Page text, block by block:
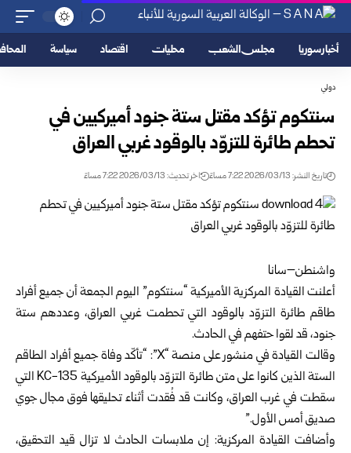
أخبار سوريا مجلس الشعب محليات اقتصاد سياسة
دولي
سنتكوم تؤكد مقتل ستة جنود أميركيين في
تحطم طائرة للتزوّد بالوقود غربي العراق
تاريخ النشر: 2026/03/13 7:22 مساءً اخر تحديث: 2026/03/13 7:22 مساءً
واشنطن–سانا
أعلنت القيادة المركزية الأميركية “سنتكوم” اليوم الجمعة أن جميع أفراد
طاقم طائرة التزوّد بالوقود التي تحطمت غربي العراق، وعددهم ستة
جنود، قد لقوا حتفهم في الحادث.
وقالت القيادة في منشور على منصة “X”: “تأكّد وفاة جميع أفراد الطاقم
الستة الذين كانوا على متن طائرة التزوّد بالوقود الأميركية KC-135 التي
سقطت في غرب العراق، وكانت قد فُقدت أثناء تحليقها فوق مجال جوي
صديق أمس الأول.”
وأضافت القيادة المركزية: إن ملابسات الحادث لا تزال قيد التحقيق،